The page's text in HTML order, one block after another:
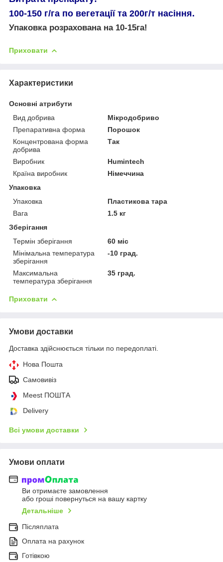
100-150 г/га по вегетації та 200г/т насіння.
Упаковка розрахована на 10-15га!
Приховати
Характеристики
Основні атрибути
Вид добрива
Мікродобриво
Препаративна форма
Порошок
Концентрована форма
добрива
Так
Виробник
Humintech
Країна виробник
Німеччина
Упаковка
Упаковка
Пластикова тара
Вага
1.5 кг
Зберігання
Термін зберігання
60 міс
Мінімальна температура
зберігання
-10 град.
Максимальна
температура зберігання
35 град.
Приховати
Умови доставки
Доставка здійснюється тільки по передоплаті.
Нова Пошта
Самовивіз
Meest ПОШТА
Delivery
Всі умови доставки
Умови оплати
Ви отримаєте замовлення
або гроші повернуться на вашу картку
Детальніше
Післяплата
Оплата на рахунок
Готівкою